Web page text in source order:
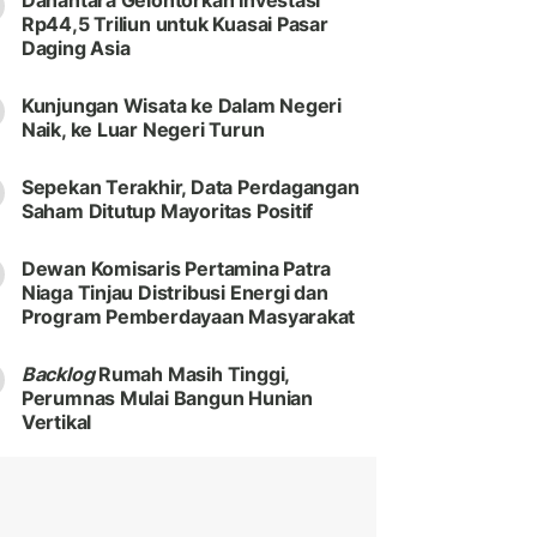
Rp44,5 Triliun untuk Kuasai Pasar
Daging Asia
Kunjungan Wisata ke Dalam Negeri
Naik, ke Luar Negeri Turun
Sepekan Terakhir, Data Perdagangan
Saham Ditutup Mayoritas Positif
Dewan Komisaris Pertamina Patra
Niaga Tinjau Distribusi Energi dan
Program Pemberdayaan Masyarakat
BacklogRumah Masih Tinggi,
Perumnas Mulai Bangun Hunian
Vertikal